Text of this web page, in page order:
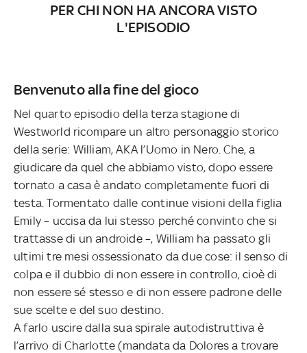
PER CHI NON HA ANCORA VISTO
L'EPISODIO
Benvenuto alla fine del gioco
Nel quarto episodio della terza stagione di
Westworld ricompare un altro personaggio storico
della serie: William, AKA l’Uomo in Nero. Che, a
giudicare da quel che abbiamo visto, dopo essere
tornato a casa è andato completamente fuori di
testa. Tormentato dalle continue visioni della figlia
Emily – uccisa da lui stesso perché convinto che si
trattasse di un androide –, William ha passato gli
ultimi tre mesi ossessionato da due cose: il senso di
colpa e il dubbio di non essere in controllo, cioè di
non essere sé stesso e di non essere padrone delle
sue scelte e del suo destino.
A farlo uscire dalla sua spirale autodistruttiva è
l’arrivo di Charlotte (mandata da Dolores a trovare